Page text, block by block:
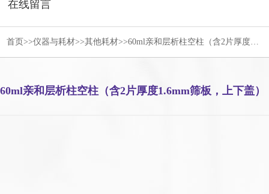
在线留言
首页>>仪器与耗材>>其他耗材>>60ml亲和层析柱空柱（含2片厚度1.6mm筛板，上下盖）
60ml亲和层析柱空柱（含2片厚度1.6mm筛板，上下盖）